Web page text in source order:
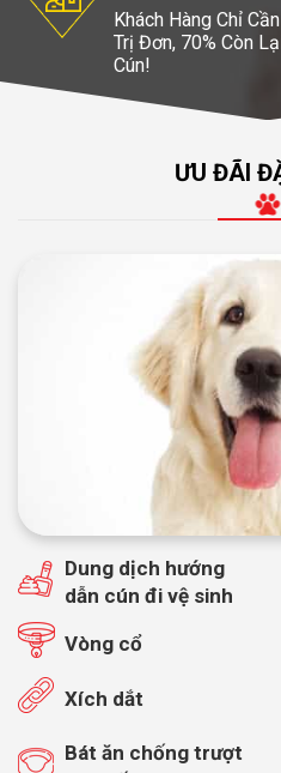
Khách Hàng Chỉ
Trị Đơn, 70% Còn
Cún!
ƯU ĐÃI
Dung dịch hướng
dẫn cún đi vệ sinh
Vòng cổ
Xích dắt
Bát ăn chống trượt